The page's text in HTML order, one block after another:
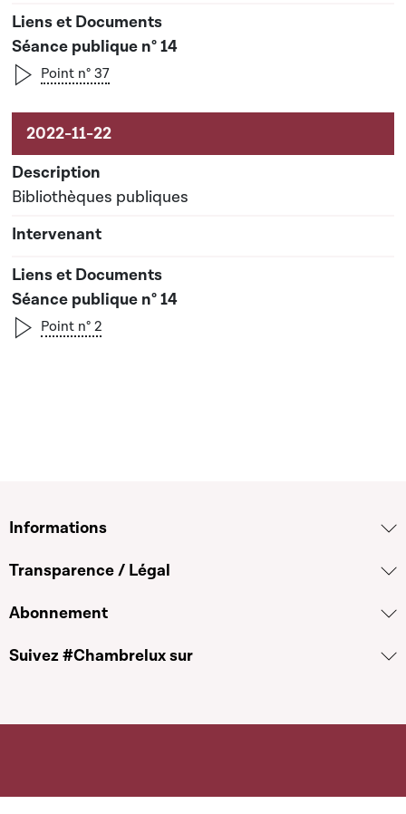
Séance publique n° 14
Point n° 37
Bibliothèques publiques
Séance publique n° 14
Point n° 2
Informations
Transparence / Légal
Abonnement
Suivez #Chambrelux sur